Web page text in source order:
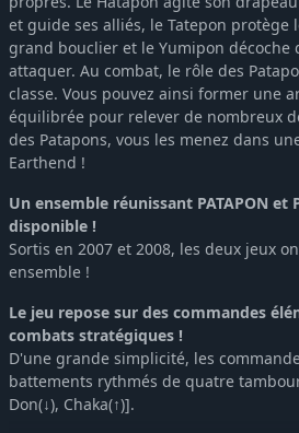
et guide ses alliés, le Tatepon protège
grand bouclier et le Yumipon décoche
attaquer. Au combat, le rôle des
classe. Vous pouvez ainsi former une
équilibrée pour relever de nombreux
des Patapons, vous les menez dans
Earthend !
Un ensemble réunissant PATAPON et
disponible !
Sortis en 2007 et 2008, les deux jeux
ensemble !
Le jeu repose sur des commandes
combats stratégiques !
D'une grande simplicité, les
battements rythmés de quatre
Don(↓), Chaka(↑)].